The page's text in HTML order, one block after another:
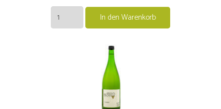
2024er
Kerner
In den Warenkorb